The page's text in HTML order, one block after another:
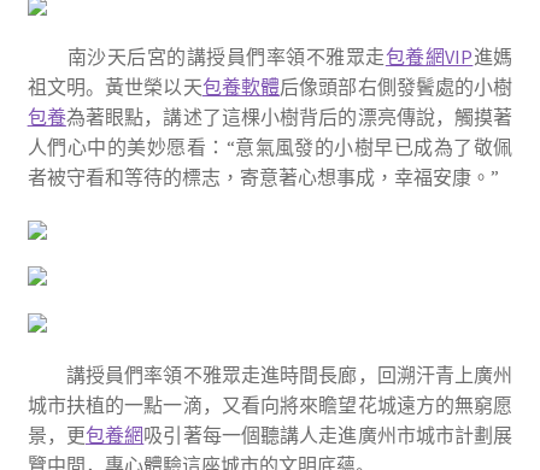
南沙天后宮的講授員們率領不雅眾走包養網VIP進媽
祖文明。黃世榮以天包養軟體后像頭部右側發鬢處的小樹
包養為著眼點，講述了這棵小樹背后的漂亮傳說，觸摸著
人們心中的美妙愿看：“意氣風發的小樹早已成為了敬佩
者被守看和等待的標志，寄意著心想事成，幸福安康。”
講授員們率領不雅眾走進時間長廊，回溯汗青上廣州
城市扶植的一點一滴，又看向將來瞻望花城遠方的無窮愿
景，更包養網吸引著每一個聽講人走進廣州市城市計劃展
覽中間，專心體驗這座城市的文明底蘊。